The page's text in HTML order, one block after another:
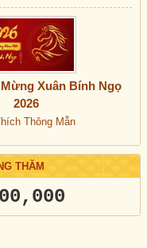
Xuân Bính Ngọ
2026
Thông Mẫn
THĂM